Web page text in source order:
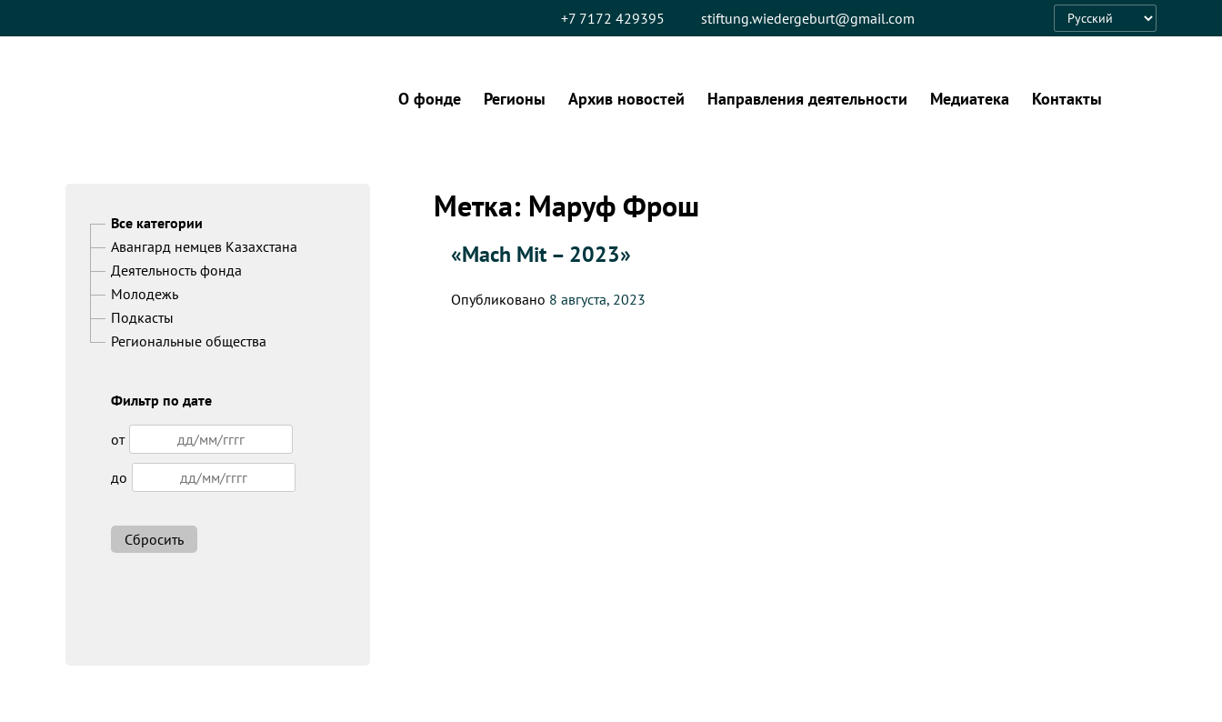
+7 7172 429395 stiftung.wiedergeburt@gmail.com
Language
О фонде Регионы Архив новостей Направления деятельности Медиатека Контакты
Метка: Маруф Фрош
«Mach Mit – 2023»
Опубликовано 8 августа, 2023
Все категории
Авангард немцев Казахстана
Деятельность фонда
Молодежь
Подкасты
Региональные общества
Фильтр по дате
от
до
Сбросить